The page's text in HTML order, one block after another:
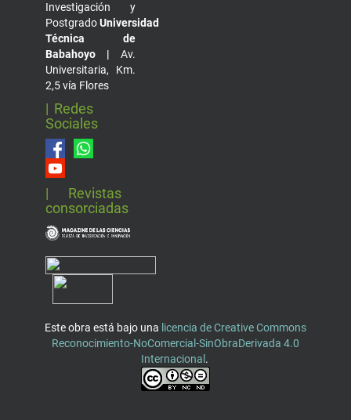
Investigación y
PostgradoUniversidad
Técnica de
Babahoyo | Av.
Universitaria, Km.
2,5 vía Flores
| Redes
Sociales
| Revistas
consorciadas
Este obra está bajo una licencia de Creative Commons
Reconocimiento-NoComercial-SinObraDerivada 4.0
Internacional .